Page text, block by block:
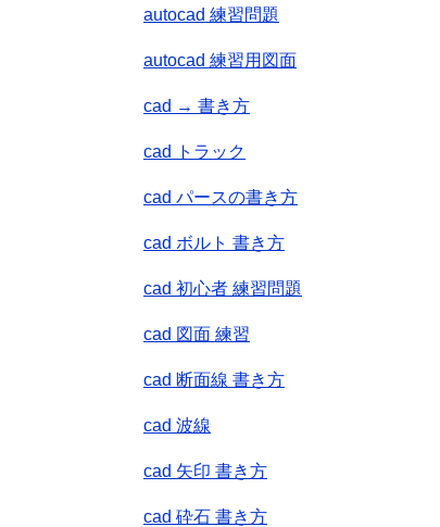
autocad 練習問題
autocad 練習用図面
cad → 書き方
cad トラック
cad パースの書き方
cad ボルト 書き方
cad 初心者 練習問題
cad 図面 練習
cad 断面線 書き方
cad 波線
cad 矢印 書き方
cad 砕石 書き方